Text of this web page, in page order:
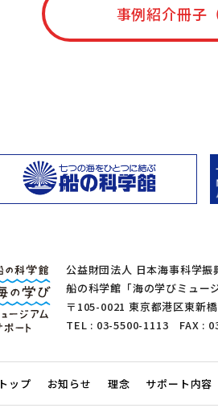
事例紹介冊子
公益財団法人 日本海事科学振
船の科学館「海の学びミュー
〒105-0021 東京都港区東新
TEL : 03-5500-1113 FAX :
トップ お知らせ 理念 サポート内容